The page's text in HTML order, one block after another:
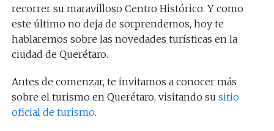
recorrer su maravilloso Centro Histórico. Y como
este último no deja de sorprendemos, hoy te
hablaremos sobre las novedades turísticas en la
ciudad de Querétaro.
Antes de comenzar, te invitamos a conocer más
sobre el turismo en Querétaro, visitando su sitio
oficial de turismo.